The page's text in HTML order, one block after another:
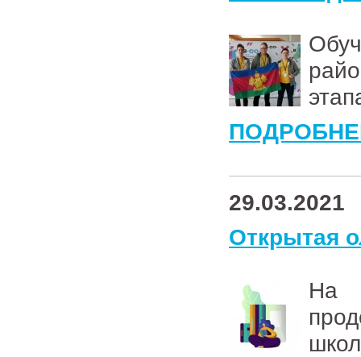
29.03.2021
Открытая
На